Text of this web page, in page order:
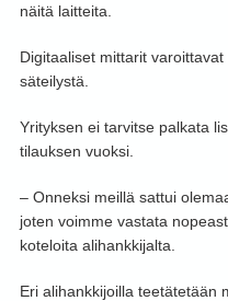
näitä laitteita.
Digitaaliset mittarit
säteilystä.
Yrityksen ei tarvitse palkata
tilauksen vuoksi.
– Onneksi meillä sattui
joten voimme vastata
koteloita alihankkijalta.
Eri alihankkijoilla teetätetään